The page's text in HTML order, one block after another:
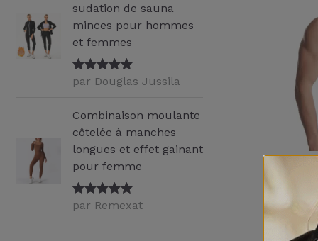
sudation de sauna
minces pour hommes
et femmes
Note5sur
par Douglas Jussila
Combinaison moulante
côtelée à manches
longues et effet gainant
pour femme
Note5sur
par Remexat